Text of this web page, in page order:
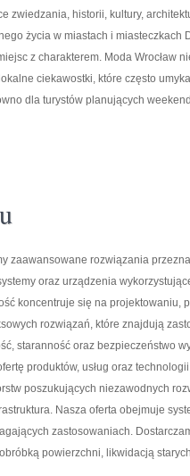
zwiedzania, historii, kultury,
życia w miastach i miasteczkach
z charakterem. Moda Wrocław
ciekawostki, które często
dla turystów planujących
zaawansowane rozwiązania
oraz urządzenia
koncentruje się na projektowaniu,
rozwiązań, które znajdują
staranność oraz bezpieczeństwo
produktów, usług oraz
poszukujących niezawodnych
Nasza oferta obejmuje
zastosowaniach.
powierzchni, likwidacją